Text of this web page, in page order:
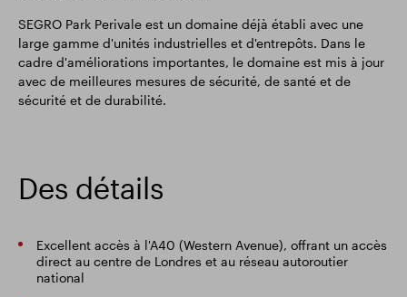
SEGRO Park Perivale est un domaine déjà établi avec une
large gamme d'unités industrielles et d'entrepôts. Dans le
cadre d'améliorations importantes, le domaine est mis à jour
avec de meilleures mesures de sécurité, de santé et de
sécurité et de durabilité.
Des détails
Excellent accès à l'A40 (Western Avenue), offrant un accès
direct au centre de Londres et au réseau autoroutier
national